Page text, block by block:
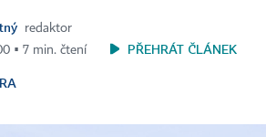
redaktor
▪ 7 min. čtení
PŘEHRÁT ČLÁNEK